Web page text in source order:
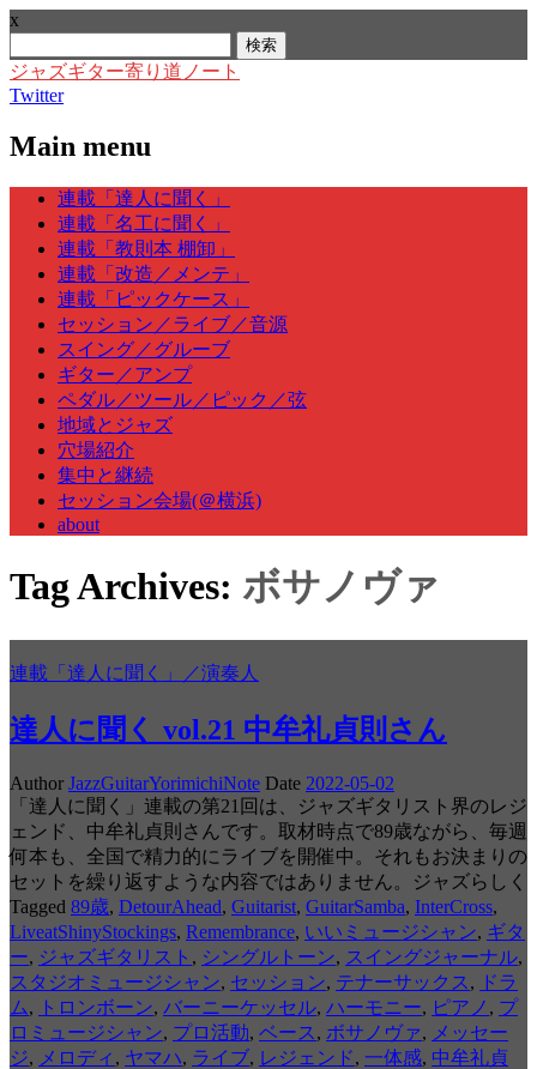
x
索:
ジャズギター寄り道ノート
Twitter
Main menu
Skip
content
連載「達人に聞く」
連載「名工に聞く」
連載「教則本 棚卸」
連載「改造／メンテ」
連載「ピックケース」
セッション／ライブ／音源
スイング／グルーブ
ギター／アンプ
ペダル／ツール／ピック／弦
地域とジャズ
穴場紹介
集中と継続
セッション会場(＠横浜)
about
Tag Archives: ボサノヴァ
連載「達人に聞く」／演奏人
達人に聞く vol.21 中牟礼貞則さん
Author JazzGuitarYorimichiNote Date 2022-05-02
「達人に聞く」連載の第21回は、ジャズギタリスト界のレジ
ェンド、中牟礼貞則さんです。取材時点で89歳ながら、毎週
何本も、全国で精力的にライブを開催中。それもお決まりの
セットを繰り返すような内容ではありません。ジャズらしく
Tagged 89歳, DetourAhead, Guitarist, GuitarSamba, InterCross,
LiveatShinyStockings, Remembrance, いいミュージシャン, ギタ
ー, ジャズギタリスト , シングルトーン, スイングジャーナル,
スタジオミュージシャン, セッション, テナーサックス ,
ドラ
ム, トロンボーン, バーニーケッセル, ハーモニー, ピアノ , プ
ロミュージシャン, プロ活動, ベース , ボサノヴァ, メッセー
ジ, メロディ , ヤマハ, ライブ, レジェンド, 一体感, 中牟礼貞